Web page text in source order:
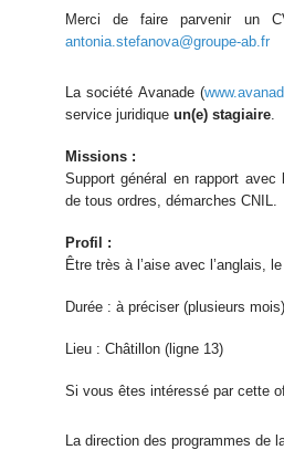
Merci de faire parvenir un
antonia.stefanova@groupe-ab.fr
La société Avanade (
service juridique un(e) stagiaire
Missions :
Support général en rapport
de tous ordres, démarches CNIL.
Profil :
Être très à l’aise avec l’anglais,
Durée : à préciser (plusieurs mois)
Lieu : Châtillon (ligne 13)
Si vous êtes intéressé par cette
La direction des programmes de